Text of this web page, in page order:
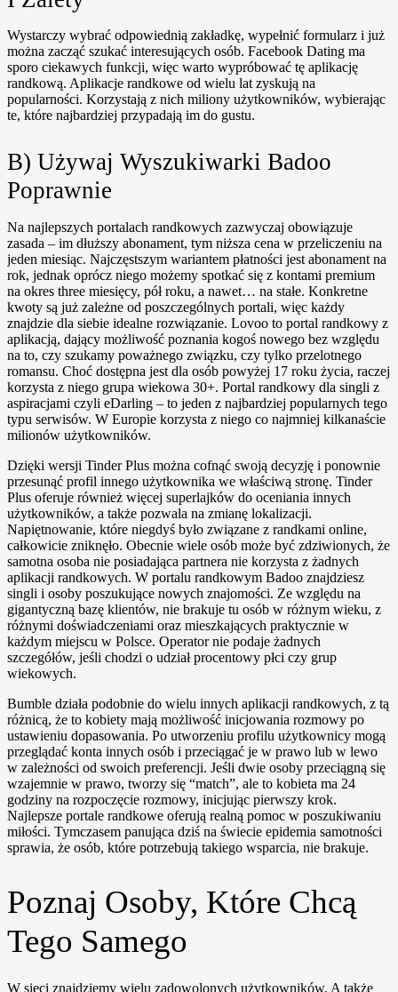
Wystarczy wybrać odpowiednią zakładkę, wypełnić formularz i już
można zacząć szukać interesujących osób. Facebook Dating ma
sporo ciekawych funkcji, więc warto wypróbować tę aplikację
randkową. Aplikacje randkowe od wielu lat zyskują na
popularności. Korzystają z nich miliony użytkowników, wybierając
te, które najbardziej przypadają im do gustu.
B) Używaj Wyszukiwarki Badoo
Poprawnie
Na najlepszych portalach randkowych zazwyczaj obowiązuje
zasada – im dłuższy abonament, tym niższa cena w przeliczeniu na
jeden miesiąc. Najczęstszym wariantem płatności jest abonament na
rok, jednak oprócz niego możemy spotkać się z kontami premium
na okres three miesięcy, pół roku, a nawet… na stałe. Konkretne
kwoty są już zależne od poszczególnych portali, więc każdy
znajdzie dla siebie idealne rozwiązanie. Lovoo to portal randkowy z
aplikacją, dający możliwość poznania kogoś nowego bez względu
na to, czy szukamy poważnego związku, czy tylko przelotnego
romansu. Choć dostępna jest dla osób powyżej 17 roku życia, raczej
korzysta z niego grupa wiekowa 30+. Portal randkowy dla singli z
aspiracjami czyli eDarling – to jeden z najbardziej popularnych tego
typu serwisów. W Europie korzysta z niego co najmniej kilkanaście
milionów użytkowników.
Dzięki wersji Tinder Plus można cofnąć swoją decyzję i ponownie
przesunąć profil innego użytkownika we właściwą stronę. Tinder
Plus oferuje również więcej superlajków do oceniania innych
użytkowników, a także pozwala na zmianę lokalizacji.
Napiętnowanie, które niegdyś było związane z randkami online,
całkowicie zniknęło. Obecnie wiele osób może być zdziwionych, że
samotna osoba nie posiadająca partnera nie korzysta z żadnych
aplikacji randkowych. W portalu randkowym Badoo znajdziesz
singli i osoby poszukujące nowych znajomości. Ze względu na
gigantyczną bazę klientów, nie brakuje tu osób w różnym wieku, z
różnymi doświadczeniami oraz mieszkających praktycznie w
każdym miejscu w Polsce. Operator nie podaje żadnych
szczegółów, jeśli chodzi o udział procentowy płci czy grup
wiekowych.
Bumble działa podobnie do wielu innych aplikacji randkowych, z tą
różnicą, że to kobiety mają możliwość inicjowania rozmowy po
ustawieniu dopasowania. Po utworzeniu profilu użytkownicy mogą
przeglądać konta innych osób i przeciągać je w prawo lub w lewo
w zależności od swoich preferencji. Jeśli dwie osoby przeciągną się
wzajemnie w prawo, tworzy się “match”, ale to kobieta ma 24
godziny na rozpoczęcie rozmowy, inicjując pierwszy krok.
Najlepsze portale randkowe oferują realną pomoc w poszukiwaniu
miłości. Tymczasem panująca dziś na świecie epidemia samotności
sprawia, że osób, które potrzebują takiego wsparcia, nie brakuje.
Poznaj Osoby, Które Chcą
Tego Samego
W sieci znajdziemy wielu zadowolonych użytkowników. A także